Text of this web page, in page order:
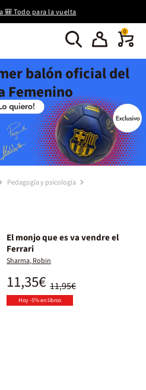
🎒 Todo para la vuelta
0
balón oficial del
Femenino
Pedagogía y psicología
El monjo que es va vendre el
Ferrari
Sharma, Robin
11,95€
11,35€
Hoy -5% en libros